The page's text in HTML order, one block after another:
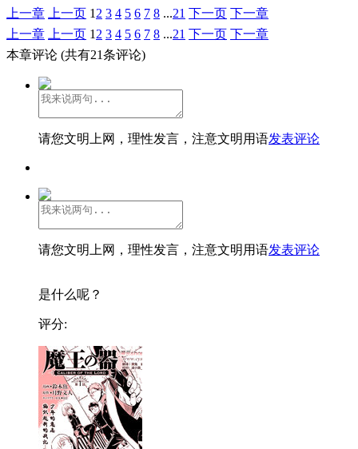
上一章
上一页 1 2 3 4 5 6 7 8 ...21 下一页 下一章
上一章
上一页 1 2 3 4 5 6 7 8 ...21 下一页 下一章
本章评论 (共有21条评论)
请您文明上网，理性发言，注意文明用语发表评论
请您文明上网，理性发言，注意文明用语发表评论
是什么呢？
评分: